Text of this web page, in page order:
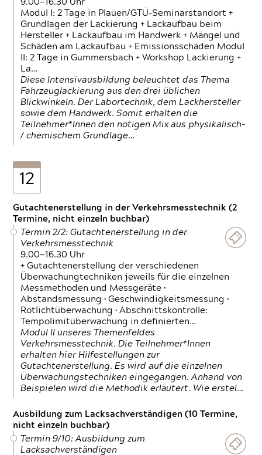
9.00—16.30 Uhr
Modul I: 2 Tage in Plauen/GTÜ-Seminarstandort +
Grundlagen der Lackierung + Lackaufbau beim
Hersteller + Lackaufbau im Handwerk + Mängel und
Schäden am Lackaufbau + Emissionsschäden Modul
II: 2 Tage in Gummersbach + Workshop Lackierung +
La…
Diese Intensivausbildung beleuchtet das Thema
Fahrzeuglackierung aus den drei üblichen
Blickwinkeln. Der Labortechnik, dem Lackhersteller
sowie dem Handwerk. Somit erhalten die
Teilnehmer*Innen den nötigen Mix aus physikalisch-
/ chemischem Grundlage…
12
Gutachtenerstellung in der Verkehrsmesstechnik (2
Termine, nicht einzeln buchbar)
Termin 2/2: Gutachtenerstellung in der
Verkehrsmesstechnik
9.00—16.30 Uhr
+ Gutachtenerstellung der verschiedenen
Überwachungtechniken jeweils für die einzelnen
Messmethoden und Messgeräte •
Abstandsmessung • Geschwindigkeitsmessung •
Rotlichtüberwachung • Abschnittskontrolle:
Tempolimitüberwachung in definierten…
Modul II unseres Themenfeldes
Verkehrsmesstechnik. Die Teilnehmer*Innen
erhalten hier Hilfestellungen zur
Gutachtenerstellung. Es wird auf die einzelnen
Überwachungstechniken eingegangen. Anhand von
Beispielen wird die Methodik erläutert. Wie erstel…
Ausbildung zum Lacksachverständigen (10 Termine,
nicht einzeln buchbar)
Termin 9/10: Ausbildung zum
Lacksachverständigen